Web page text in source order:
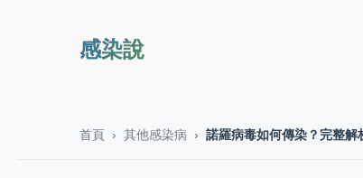
感染說
首頁 › 其他感染病 › 諾羅病毒如何傳染？完整解